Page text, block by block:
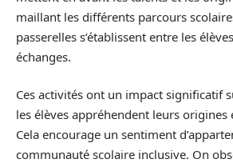
maillant les différents parcours
passerelles s’établissent entre les
échanges.
Ces activités ont un impact significatif
les élèves appréhendent leurs origines
Cela encourage un sentiment
communauté scolaire inclusive. On